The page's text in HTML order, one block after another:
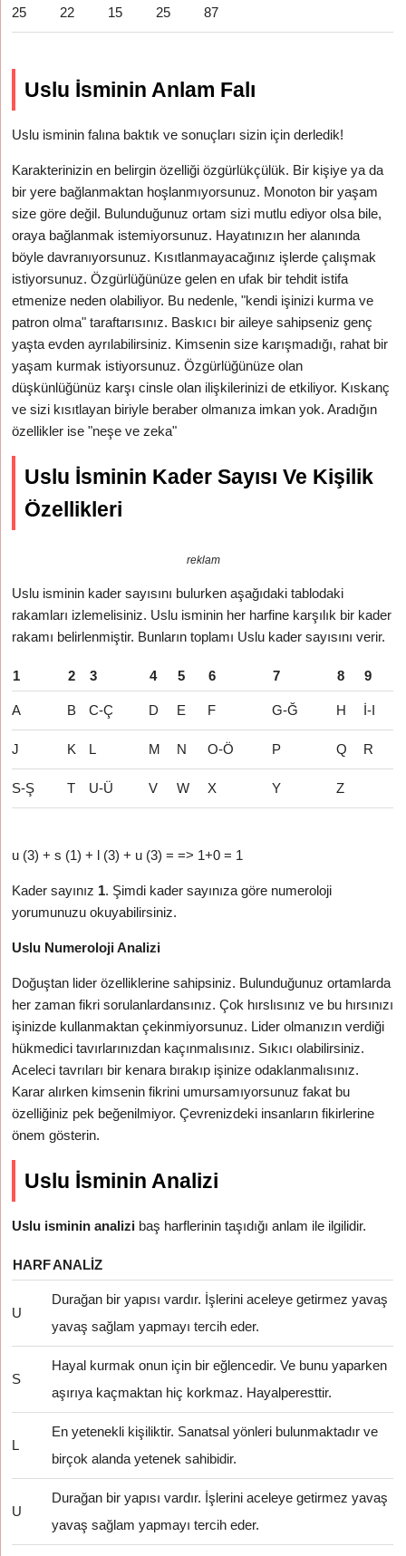
25 22 15 25 87
Uslu İsminin Anlam Falı
Uslu isminin falına baktık ve sonuçları sizin için derledik!
Karakterinizin en belirgin özelliği özgürlükçülük. Bir kişiye ya da
bir yere bağlanmaktan hoşlanmıyorsunuz. Monoton bir yaşam
size göre değil. Bulunduğunuz ortam sizi mutlu ediyor olsa bile,
oraya bağlanmak istemiyorsunuz. Hayatınızın her alanında
böyle davranıyorsunuz. Kısıtlanmayacağınız işlerde çalışmak
istiyorsunuz. Özgürlüğünüze gelen en ufak bir tehdit istifa
etmenize neden olabiliyor. Bu nedenle, "kendi işinizi kurma ve
patron olma" taraftarısınız. Baskıcı bir aileye sahipseniz genç
yaşta evden ayrılabilirsiniz. Kimsenin size karışmadığı, rahat bir
yaşam kurmak istiyorsunuz. Özgürlüğünüze olan
düşkünlüğünüz karşı cinsle olan ilişkilerinizi de etkiliyor. Kıskanç
ve sizi kısıtlayan biriyle beraber olmanıza imkan yok. Aradığın
özellikler ise "neşe ve zeka"
Uslu İsminin Kader Sayısı Ve Kişilik
Özellikleri
reklam
Uslu isminin kader sayısını bulurken aşağıdaki tablodaki
rakamları izlemelisiniz. Uslu isminin her harfine karşılık bir kader
rakamı belirlenmiştir. Bunların toplamı Uslu kader sayısını verir.
1 2 3 4 5 6 7 8 9
A B C-Ç D E F G-Ğ H İ-I
J K L M N O-Ö P Q R
S-Ş T U-Ü V W X Y Z
u (3) + s (1) + l (3) + u (3) = => 1+0 = 1
Kader sayınız 1. Şimdi kader sayınıza göre numeroloji
yorumunuzu okuyabilirsiniz.
Uslu Numeroloji Analizi
Doğuştan lider özelliklerine sahipsiniz. Bulunduğunuz ortamlarda
her zaman fikri sorulanlardansınız. Çok hırslısınız ve bu hırsınızı
işinizde kullanmaktan çekinmiyorsunuz. Lider olmanızın verdiği
hükmedici tavırlarınızdan kaçınmalısınız. Sıkıcı olabilirsiniz.
Aceleci tavrıları bir kenara bırakıp işinize odaklanmalısınız.
Karar alırken kimsenin fikrini umursamıyorsunuz fakat bu
özelliğiniz pek beğenilmiyor. Çevrenizdeki insanların fikirlerine
önem gösterin.
Uslu İsminin Analizi
Uslu isminin analizi baş harflerinin taşıdığı anlam ile ilgilidir.
HARFANALIZ
U
Durağan bir yapısı vardır. İşlerini aceleye getirmez yavaş
yavaş sağlam yapmayı tercih eder.
S
Hayal kurmak onun için bir eğlencedir. Ve bunu yaparken
aşırıya kaçmaktan hiç korkmaz. Hayalperesttir.
L
En yetenekli kişiliktir. Sanatsal yönleri bulunmaktadır ve
birçok alanda yetenek sahibidir.
U
Durağan bir yapısı vardır. İşlerini aceleye getirmez yavaş
yavaş sağlam yapmayı tercih eder.